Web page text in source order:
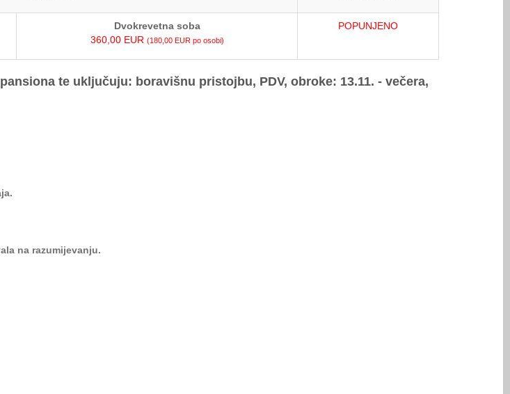
Dvokrevetna soba
360,00 EUR (180,00 EUR po osobi)
POPUNJENO
te uključuju: boravišnu pristojbu, PDV, obroke: 13.11. - večera,
na razumijevanju.